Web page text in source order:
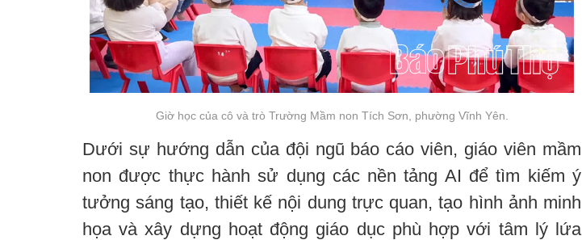
Giờ học của cô và trò Trường Mầm non Tích Sơn, phường Vĩnh Yên.
Dưới sự hướng dẫn của đội ngũ báo cáo viên, giáo viên mầm
non được thực hành sử dụng các nền tảng AI để tìm kiếm ý
tưởng sáng tạo, thiết kế nội dung trực quan, tạo hình ảnh minh
họa và xây dựng hoạt động giáo dục phù hợp với tâm lý lứa